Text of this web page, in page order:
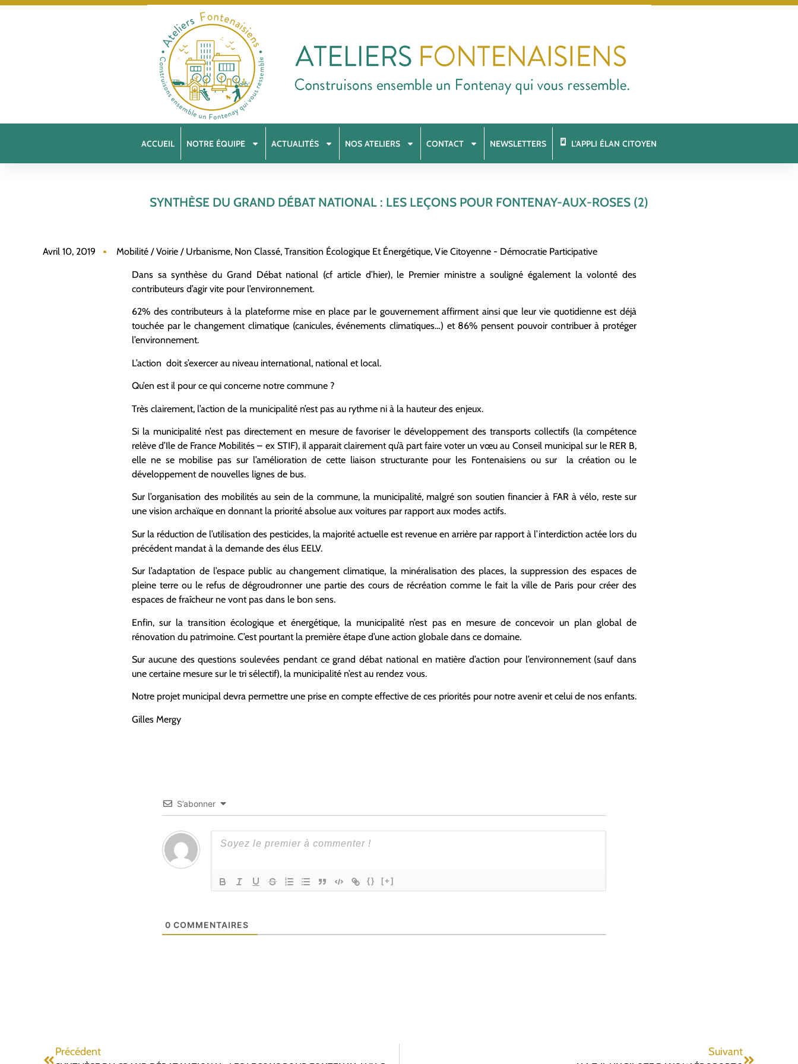
ACCUEIL NOTRE ÉQUIPE ACTUALITÉS NOS ATELIERS CONTACT NEWSLETTERS L’APPLI ÉLAN CITOYEN
SYNTHÈSE DU GRAND DÉBAT NATIONAL : LES LEÇONS POUR FONTENAY-AUX-ROSES (2)
Avril 10, 2019 Mobilité / Voirie / Urbanisme, Non Classé, Transition Écologique Et Énergétique, Vie Citoyenne - Démocratie Participative
Dans sa synthèse du Grand Débat national (cf article d’hier), le Premier ministre a souligné également la volonté des
contributeurs d’agir vite pour l’environnement.
62% des contributeurs à la plateforme mise en place par le gouvernement affirment ainsi que leur vie quotidienne est déjà
touchée par le changement climatique (canicules, événements climatiques…) et 86% pensent pouvoir contribuer à protéger
l’environnement.
L’action doit s’exercer au niveau international, national et local.
Qu’en est il pour ce qui concerne notre commune ?
Très clairement, l’action de la municipalité n’est pas au rythme ni à la hauteur des enjeux.
Si la municipalité n’est pas directement en mesure de favoriser le développement des transports collectifs (la compétence
relève d’Ile de France Mobilités – ex STIF), il apparait clairement qu’à part faire voter un vœu au Conseil municipal sur le RER B,
elle ne se mobilise pas sur l’amélioration de cette liaison structurante pour les Fontenaisiens ou sur la création ou le
développement de nouvelles lignes de bus.
Sur l’organisation des mobilités au sein de la commune, la municipalité, malgré son soutien financier à FAR à vélo, reste sur
une vision archaïque en donnant la priorité absolue aux voitures par rapport aux modes actifs.
Sur la réduction de l’utilisation des pesticides, la majorité actuelle est revenue en arrière par rapport à l’interdiction actée lors du
précédent mandat à la demande des élus EELV.
Sur l’adaptation de l’espace public au changement climatique, la minéralisation des places, la suppression des espaces de
pleine terre ou le refus de dégroudronner une partie des cours de récréation comme le fait la ville de Paris pour créer des
espaces de fraîcheur ne vont pas dans le bon sens.
Enfin, sur la transition écologique et énergétique, la municipalité n’est pas en mesure de concevoir un plan global de
rénovation du patrimoine. C’est pourtant la première étape d’une action globale dans ce domaine.
Sur aucune des questions soulevées pendant ce grand débat national en matière d’action pour l’environnement (sauf dans
une certaine mesure sur le tri sélectif), la municipalité n’est au rendez vous.
Notre projet municipal devra permettre une prise en compte effective de ces priorités pour notre avenir et celui de nos enfants.
Gilles Mergy
S’abonner
{} [+]
0 COMMENTAIRES
Précédent
Suivant